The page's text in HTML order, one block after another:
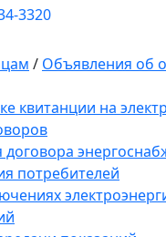
3320
/ Объявления об
квитанции на
потребителей